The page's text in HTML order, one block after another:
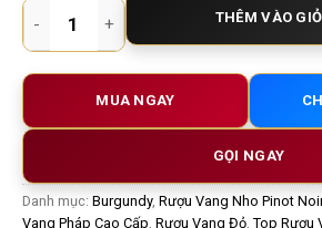
Rượu Vang Pháp Philippe Pacalet
THÊM VÀO
MUA NGAY
GỌI NGAY
Danh mục: Burgundy, Rượu Vang Nho Pinot Noir
Vang Pháp Cao Cấp Rượu Vang Đỏ Top Rượu